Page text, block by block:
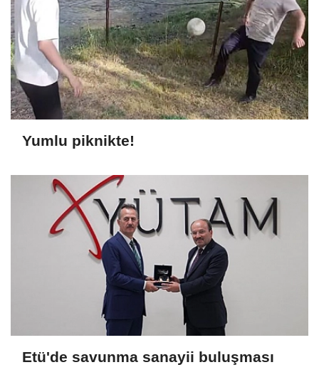
Yumlu piknikte!
Etü'de savunma sanayii buluşması